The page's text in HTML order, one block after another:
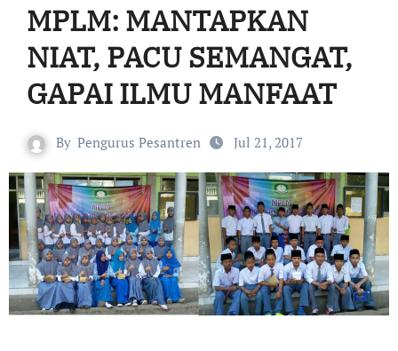
MPLM: MANTAPKAN
NIAT, PACU SEMANGAT,
GAPAI ILMU MANFAAT
By Pengurus Pesantren Jul 21, 2017